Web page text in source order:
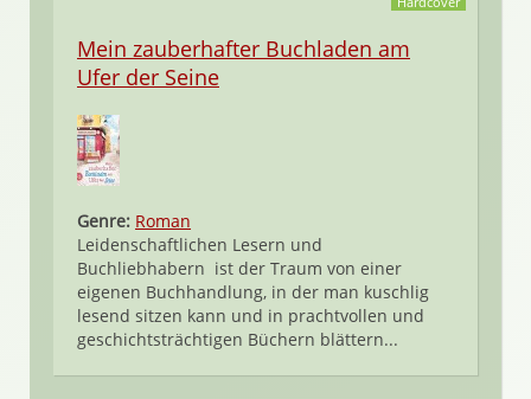
Mein zauberhafter Buchladen am
Ufer der Seine
Genre: Roman
Leidenschaftlichen Lesern und
Buchliebhabern ist der Traum von einer
eigenen Buchhandlung, in der man kuschlig
lesend sitzen kann und in prachtvollen und
geschichtsträchtigen Büchern blättern...